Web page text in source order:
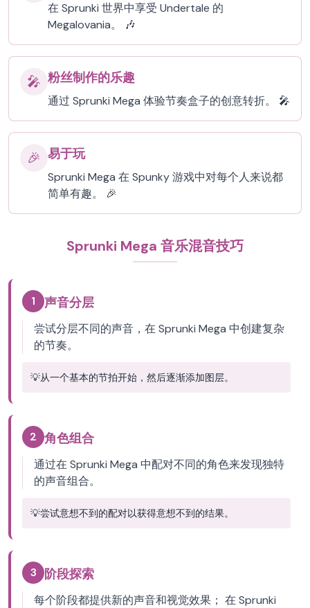
在 Sprunki 世界中享受 Undertale 的
Megalovania。 🎶
🎤 粉丝制作的乐趣
通过 Sprunki Mega 体验节奏盒子的创意转折。 🎤
🎉 易于玩
Sprunki Mega 在 Spunky 游戏中对每个人来说都
简单有趣。 🎉
Sprunki Mega 音乐混音技巧
1 声音分层
尝试分层不同的声音，在 Sprunki Mega 中创建复杂
的节奏。
💡从一个基本的节拍开始，然后逐渐添加图层。
2 角色组合
通过在 Sprunki Mega 中配对不同的角色来发现独特
的声音组合。
💡尝试意想不到的配对以获得意想不到的结果。
3 阶段探索
每个阶段都提供新的声音和视觉效果； 在 Sprunki